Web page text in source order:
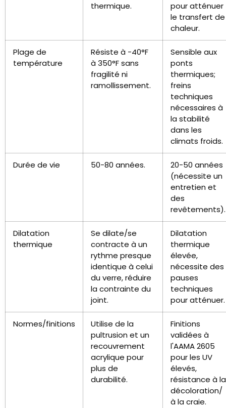
thermique.
pour atténuer
le transfert de
chaleur.
Plage de
température
Résiste à -40°F
à 350°F sans
fragilité ni
ramollissement.
Sensible aux
ponts
thermiques;
freins
techniques
nécessaires à
la stabilité
dans les
climats froids.
Durée de vie 50-80 années.
20-50 années
(nécessite un
entretien et
des
revêtements).
Dilatation
thermique
Se dilate/se
contracte à un
rythme presque
identique à celui
du verre, réduire
la contrainte du
joint.
Dilatation
thermique
élevée,
nécessite des
pauses
techniques
pour atténuer.
Normes/finitions
Utilise de la
pultrusion et un
recouvrement
acrylique pour
plus de
durabilité.
Finitions
validées à
l'AAMA 2605
pour les UV
élevés,
résistance à la
décoloration/
à la craie.